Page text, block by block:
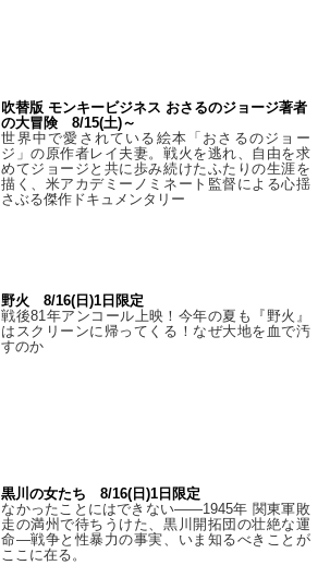
吹替版 モンキービジネス おさるのジョージ著者
の大冒険 8/15(土)～
世界中で愛されている絵本「おさるのジョー
ジ」の原作者レイ夫妻。戦火を逃れ、自由を求
めてジョージと共に歩み続けたふたりの生涯を
描く、米アカデミーノミネート監督による心揺
さぶる傑作ドキュメンタリー
野火 8/16(日)1日限定
戦後81年アンコール上映！今年の夏も『野火』
はスクリーンに帰ってくる！なぜ大地を血で汚
すのか
黒川の女たち 8/16(日)1日限定
なかったことにはできない——1945年 関東軍敗
走の満州で待ちうけた、黒川開拓団の壮絶な運
命―戦争と性暴力の事実、いま知るべきことが
ここに在る。